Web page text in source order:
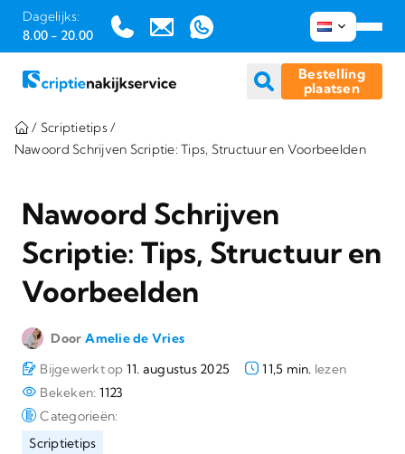
naar
Dagelijks:
8.00 - 20.00
Bestelling
plaatsen
/ Scriptietips/
Nawoord Schrijven Scriptie: Tips, Structuur en Voorbeelden
Nawoord Schrijven
Scriptie: Tips, Structuur en
Voorbeelden
Door Amelie de Vries
Bijgewerkt op 11. augustus 2025 11,5 min. lezen
Bekeken: 1123
Categorieën:
Scriptietips